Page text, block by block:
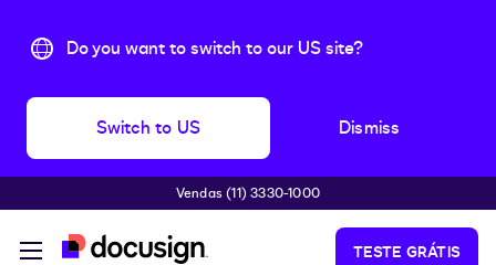
Do you want to switch to our US site?
Switch to US Dismiss
Pular para o conteúdo principal
Vendas (11) 3330-1000
TESTE GRÁTIS